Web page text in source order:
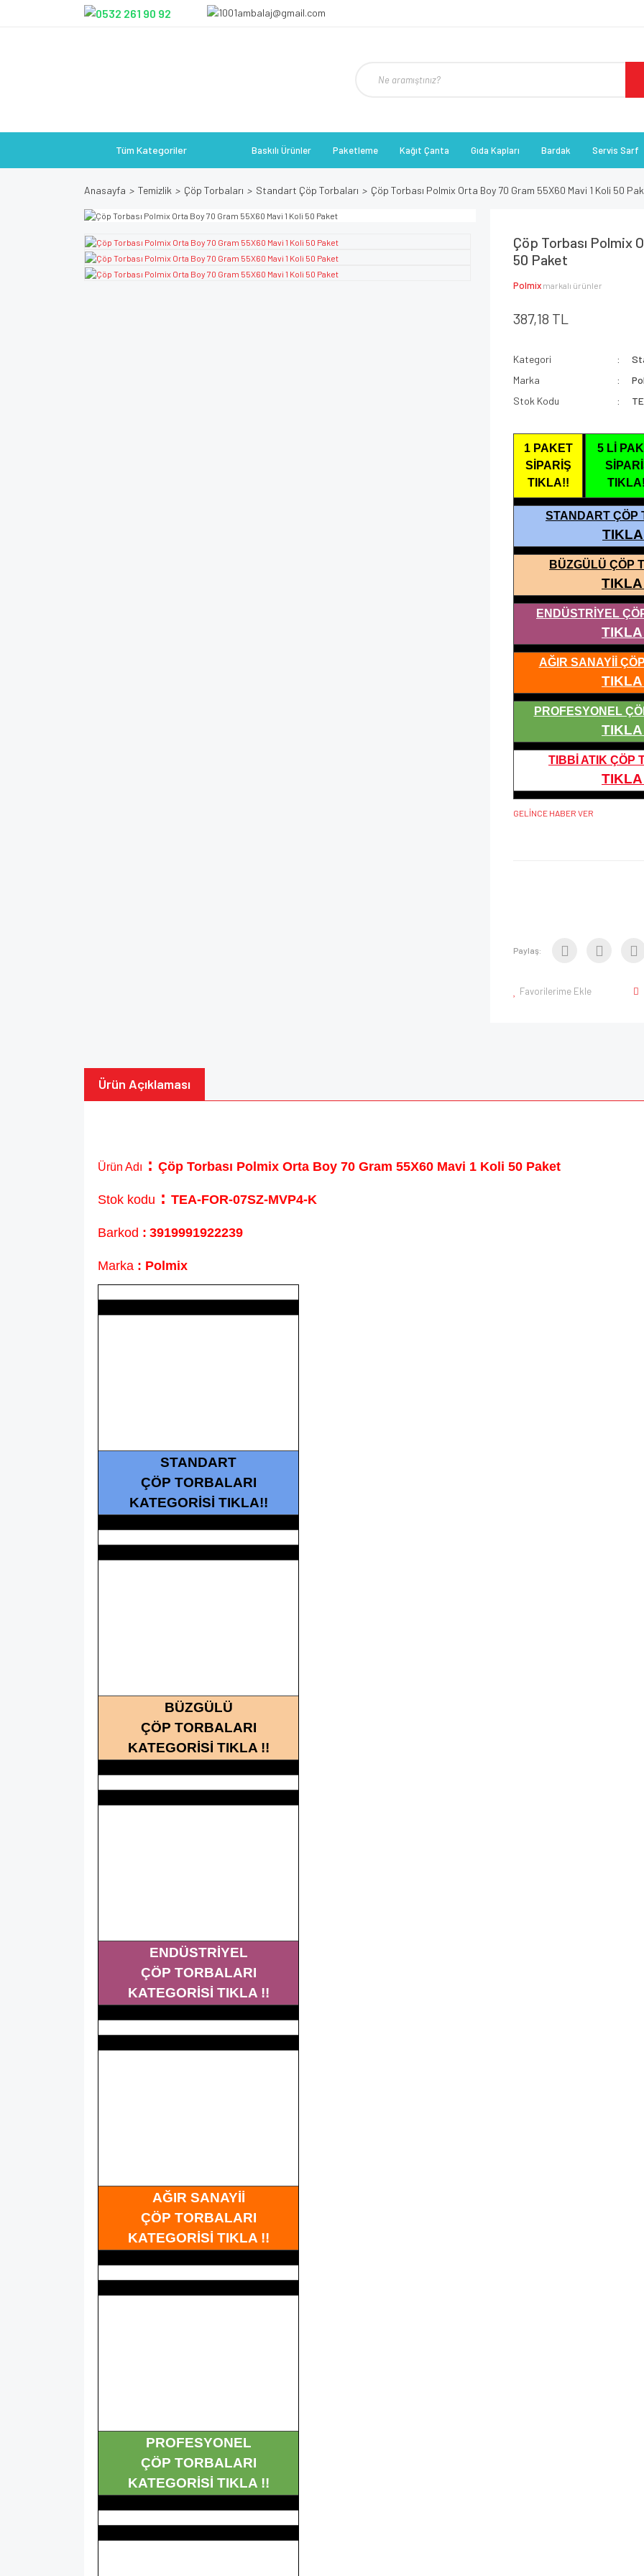
Tüm Kategoriler Baskılı Ürünler Paketleme Kağıt Çanta Gıda Kapları Bardak Servis Sarf
Anasayfa Temizlik Çöp Torbaları Standart Çöp Torbaları Çöp Torbası Polmix Orta Boy 70 Gram 55X60 Mavi 1 Koli 50
Çöp Torbası Polmix
50 Paket
Polmix markalı ürünler
387,18 TL
Kategori
Marka
Stok Kodu
1 PAKET
SİPARİŞ
TIKLA!!
5 Lİ
STANDART ÇÖP
TIKLA
BÜZGÜLÜ ÇÖP
TIKLA
ENDÜSTRİYEL
TIKLA
AĞIR SANAYİİ
TIKLA
PROFESYONEL
TIKLA
TIBBİ ATIK ÇÖP
TIKLA
GELİNCE HABER VER
Paylaş:
Favorilerime Ekle
Ürün Açıklaması
Ürün Adı : Çöp Torbası Polmix Orta Boy 70 Gram 55X60 Mavi 1 Koli 50 Paket
Stok kodu : TEA-FOR-07SZ-MVP4-K
Barkod : 3919991922239
Marka : Polmix
STANDART
ÇÖP TORBALARI
KATEGORİSİ TIKLA!!
BÜZGÜLÜ
ÇÖP TORBALARI
KATEGORİSİ TIKLA !!
ENDÜSTRİYEL
ÇÖP TORBALARI
KATEGORİSİ TIKLA !!
AĞIR SANAYİİ
ÇÖP TORBALARI
KATEGORİSİ TIKLA !!
PROFESYONEL
ÇÖP TORBALARI
KATEGORİSİ TIKLA !!